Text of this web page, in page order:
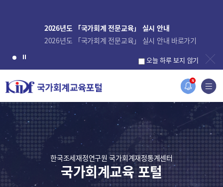
N
2026년도 「국가회계 전문교육」 실시 안내
2026년도 「국가회계 전문교육」 실시 안내 바로가기
오늘 하루 보지 않기
한국조세재정연구원 국가회계재정통계센터
국가회계교육 포털